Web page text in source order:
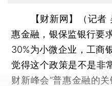
【财新网】（记者
惠金融，银保监银行要
30%为小微企业，工商
觉得这个政策是不是非
财新峰会“普惠金融的